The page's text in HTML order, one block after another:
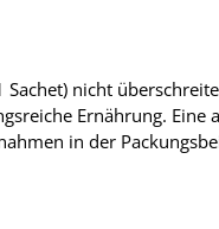
nicht
Ernährung. Eine
in der